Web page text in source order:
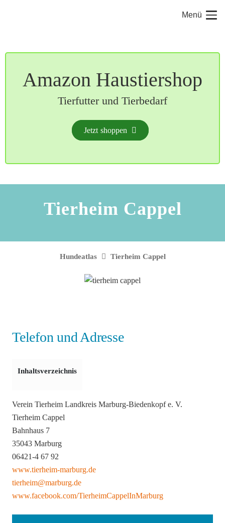
Menü
Amazon Haustiershop
Tierfutter und Tierbedarf
Jetzt shoppen
Tierheim Cappel
Hundeatlas Tierheim Cappel
Telefon und Adresse
Inhaltsverzeichnis
Verein Tierheim Landkreis Marburg-Biedenkopf e. V.
Tierheim Cappel
Bahnhaus 7
35043 Marburg
06421-4 67 92
www.tierheim-marburg.de
tierheim@marburg.de
www.facebook.com/TierheimCappelInMarburg